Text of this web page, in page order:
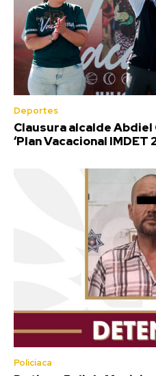
Deportes
Clausura alcalde
‘Plan Vacacional IMDET
Policiaca